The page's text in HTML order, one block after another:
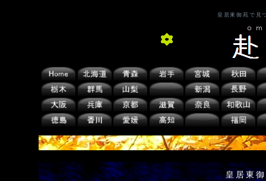
皇居東御苑で見
皇居東